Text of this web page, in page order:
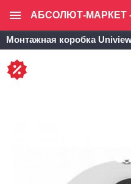
Монтажная коробка